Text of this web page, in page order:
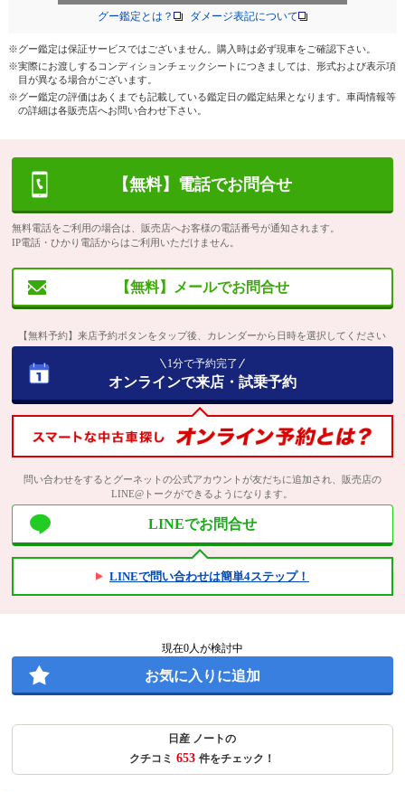
グー鑑定とは？ ダメージ表記について
※グー鑑定は保証サービスではございません。購入時は必ず現車をご確認下さい。
※実際にお渡しするコンディションチェックシートにつきましては、形式および表示項
目が異なる場合がございます。
※グー鑑定の評価はあくまでも記載している鑑定日の鑑定結果となります。車両情報等
の詳細は各販売店へお問い合わせ下さい。
【無料】電話でお問合せ
無料電話をご利用の場合は、販売店へお客様の電話番号が通知されます。
IP電話・ひかり電話からはご利用いただけません。
【無料】メールでお問合せ
【無料予約】来店予約ボタンをタップ後、カレンダーから日時を選択してください
1分で予約完了
オンラインで来店・試乗予約
問い合わせをするとグーネットの公式アカウントが友だちに追加され、販売店の
LINE@トークができるようになります。
LINEでお問合せ
LINEで問い合わせは簡単4ステップ！
現在0人が検討中
お気に入りに追加
日産 ノートの
クチコミ 653 件をチェック！